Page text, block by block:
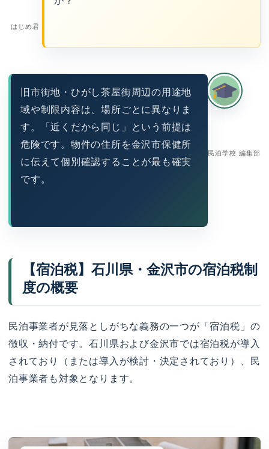
はじめ君
民泊学校 編集部
旧市街地・ひがし茶屋街周辺の用途地
域や制限内容は、場所ごとに異なりま
す。「近くだから同じ」という前提は
危険です。物件の住所を金沢市保健所
に伝えて個別確認することが最も確実
です。
【宿泊税】石川県・金沢市の宿泊税制
度の概要
民泊事業者が見落としがちな義務の一つが「宿泊税」の
徴収・納付です。石川県および金沢市では宿泊税が導入
されており（または導入が検討・決定されており）、民
泊事業者も対象となります。